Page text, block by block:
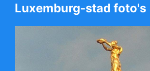
Luxemburg-stad foto's